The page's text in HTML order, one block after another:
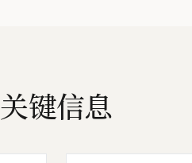
关键信息